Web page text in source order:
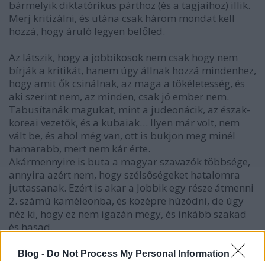
Blog - Do Not Process My Personal Information
bármelyik diktatórikus párthoz (és a tagjaihoz) illik.
Merj kritizálni, és utána csak három mondat kell
hozzá, hogy áruló legyen belőled.
Az látszik, hogy a jobbikosok nem csak hogy nem
bírják a kritikát, hanem úgy állnak hozzá mindenhez,
hogy amit ők csinálnak, az maga a tökéletesség, és
aki szerint nem, az minden, csak jó ember nem.
Tabusítanák magukat, mint a judeonácik, az észak-
koreai vezetők, és a kubaiak… Ilyen már volt, nem
vált be, és ahol még van, ott is bukjon meg minél
hamarabb, mert nem kár érte.
Akármennyire is buta a magyar szavazók többsége,
annyira azért nem, hogy szélsőségeket hatalomra
juttassanak. Ezért is akar a Jobbik egy része átmenni
2. számú kaméleonba, és középre húzódni, de úgy
néz ki, hogy ez nem igazán megy, és inkább szakad
és hasad.
Pártok, önérdekű klánok, maffiák… Vessük össze az